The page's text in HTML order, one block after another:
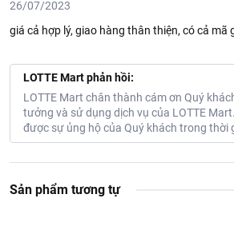
26/07/2023
giá cả hợp lý, giao hàng thân thiện, có cả mã
LOTTE Mart phản hồi:
LOTTE Mart chân thành cám ơn Quý
tưởng và sử dụng dịch vụ của LOTTE
được sự ủng hộ của Quý khách trong thời
Sản phẩm tương tự